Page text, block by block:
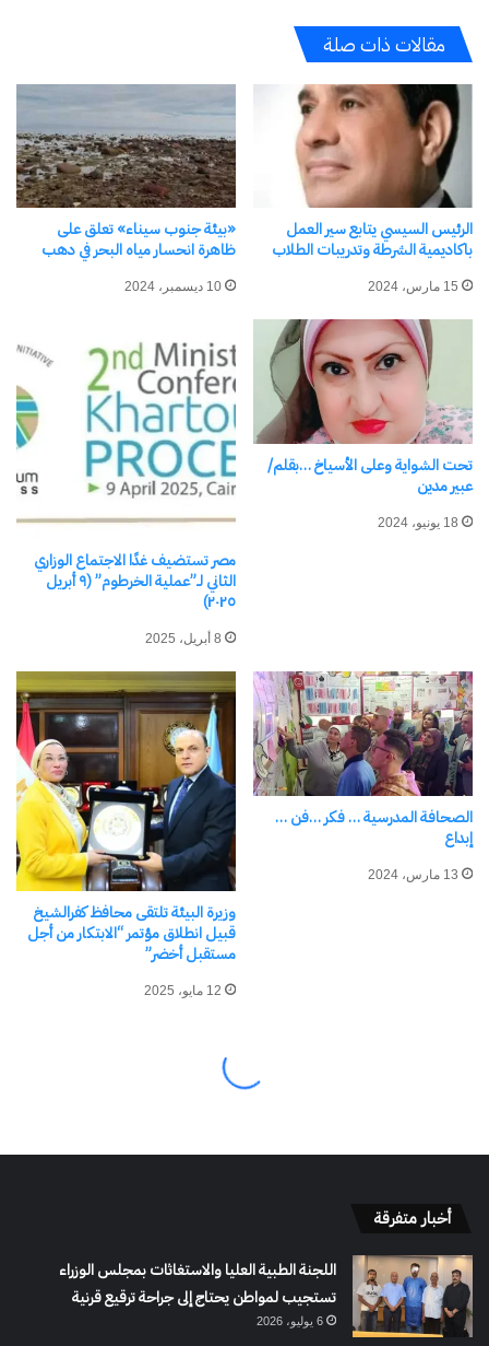
أخبار متفرقة
اللجنة الطبية العليا والاستغاثات بمجلس الوزراء
تستجيب لمواطن يحتاج إلى جراحة ترقيع قرنية
6 يوليو، 2026